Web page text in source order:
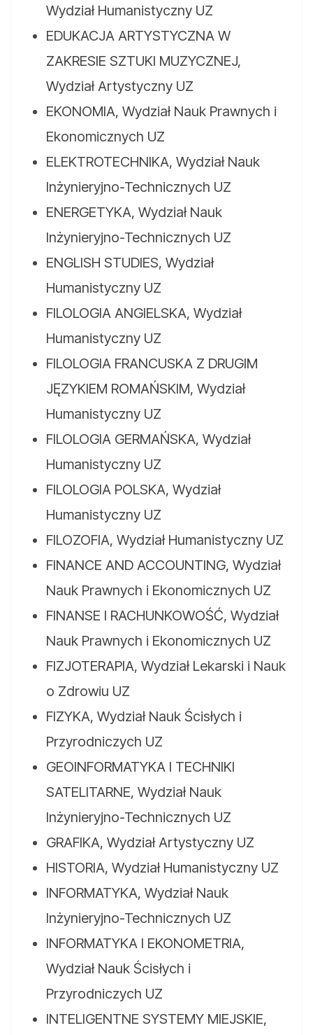
Wydział Humanistyczny UZ
EDUKACJA ARTYSTYCZNA W
ZAKRESIE SZTUKI MUZYCZNEJ,
Wydział Artystyczny UZ
EKONOMIA, Wydział Nauk Prawnych i
Ekonomicznych UZ
ELEKTROTECHNIKA, Wydział Nauk
Inżynieryjno-Technicznych UZ
ENERGETYKA, Wydział Nauk
Inżynieryjno-Technicznych UZ
ENGLISH STUDIES, Wydział
Humanistyczny UZ
FILOLOGIA ANGIELSKA, Wydział
Humanistyczny UZ
FILOLOGIA FRANCUSKA Z DRUGIM
JĘZYKIEM ROMAŃSKIM, Wydział
Humanistyczny UZ
FILOLOGIA GERMAŃSKA, Wydział
Humanistyczny UZ
FILOLOGIA POLSKA, Wydział
Humanistyczny UZ
FILOZOFIA, Wydział Humanistyczny UZ
FINANCE AND ACCOUNTING, Wydział
Nauk Prawnych i Ekonomicznych UZ
FINANSE I RACHUNKOWOŚĆ, Wydział
Nauk Prawnych i Ekonomicznych UZ
FIZJOTERAPIA, Wydział Lekarski i Nauk
o Zdrowiu UZ
FIZYKA, Wydział Nauk Ścisłych i
Przyrodniczych UZ
GEOINFORMATYKA I TECHNIKI
SATELITARNE, Wydział Nauk
Inżynieryjno-Technicznych UZ
GRAFIKA, Wydział Artystyczny UZ
HISTORIA, Wydział Humanistyczny UZ
INFORMATYKA, Wydział Nauk
Inżynieryjno-Technicznych UZ
INFORMATYKA I EKONOMETRIA,
Wydział Nauk Ścisłych i
Przyrodniczych UZ
INTELIGENTNE SYSTEMY MIEJSKIE,